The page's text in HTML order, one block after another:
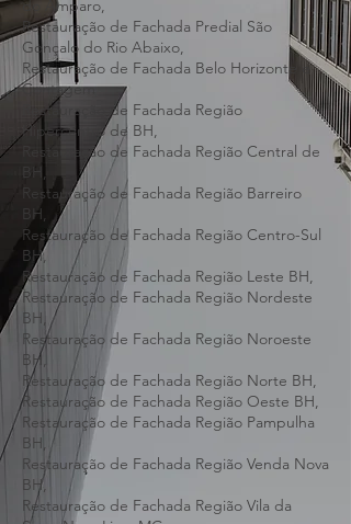
Restauração de Fachada Predial Bom Jesus
do Amparo,
Restauração de Fachada Predial São
Gonçalo do Rio Abaixo,
Restauração de Fachada Belo Horizonte e
Contagem
Restauração de Fachada Região
Hipercentro de BH,
Restauração de Fachada Região Central de
BH,
Restauração de Fachada Região Barreiro
BH,
Restauração de Fachada Região Centro-Sul
BH,
Restauração de Fachada Região Leste BH,
Restauração de Fachada Região Nordeste
BH,
Restauração de Fachada Região Noroeste
BH,
Restauração de Fachada Região Norte BH,
Restauração de Fachada Região Oeste BH,
Restauração de Fachada Região Pampulha
BH,
Restauração de Fachada Região Venda Nova
BH,